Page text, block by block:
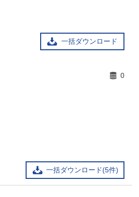
一括ダウンロード
一括ダウンロード(5件)
0